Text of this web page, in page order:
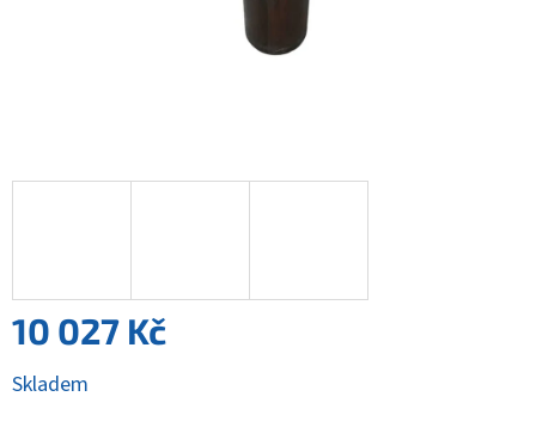
10 027 Kč
cena:
Skladem